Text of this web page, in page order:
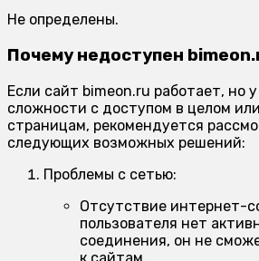
Не определены.
Почему недоступен
Если сайт bimeon.ru работает, но
сложности с доступом в целом
страницам, рекомендуется
следующих возможных решений:
Проблемы с сетью:
Отсутствие интернет-
пользователя нет
соединения, он не
к сайтам.